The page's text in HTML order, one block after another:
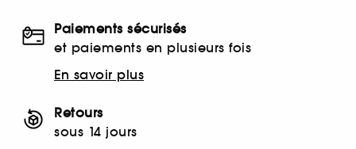
Paiements sécurisés
et paiements en plusieurs fois
En savoir plus
Retours
sous 14 jours